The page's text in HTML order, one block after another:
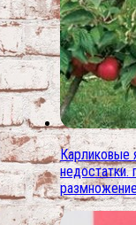
Карликовые
недостатки.